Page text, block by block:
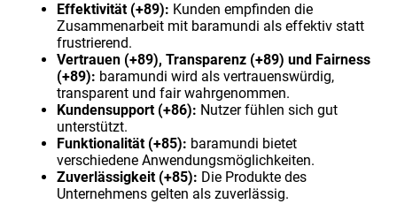
Effektivität (+89): Kunden empfinden die
Zusammenarbeit mit baramundi als effektiv statt
frustrierend.
Vertrauen (+89), Transparenz (+89) und Fairness
(+89): baramundi wird als vertrauenswürdig,
transparent und fair wahrgenommen.
Kundensupport (+86): Nutzer fühlen sich gut
unterstützt.
Funktionalität (+85): baramundi bietet
verschiedene Anwendungsmöglichkeiten.
Zuverlässigkeit (+85): Die Produkte des
Unternehmens gelten als zuverlässig.